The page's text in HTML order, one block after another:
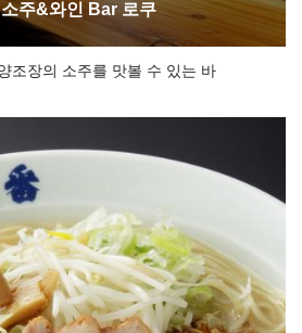
주&와인 Bar 로쿠
조장의 소주를 맛볼 수 있는 바